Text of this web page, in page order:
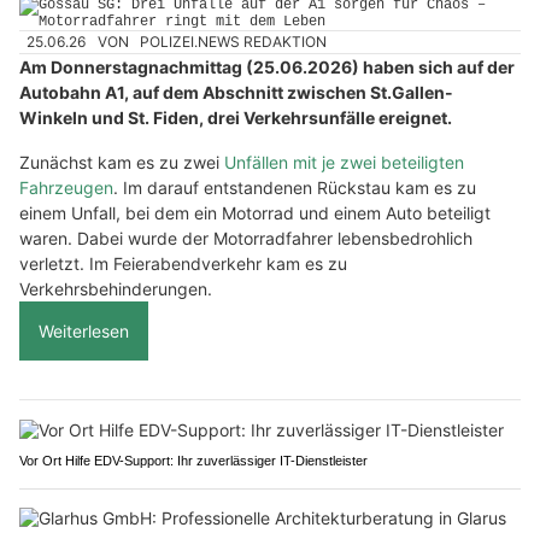
25.06.26 VON POLIZEI.NEWS REDAKTION
Am Donnerstagnachmittag (25.06.2026) haben sich auf der
Autobahn A1, auf dem Abschnitt zwischen St.Gallen-
Winkeln und St. Fiden, drei Verkehrsunfälle ereignet.
Zunächst kam es zu zwei Unfällen mit je zwei beteiligten
Fahrzeugen. Im darauf entstandenen Rückstau kam es zu
einem Unfall, bei dem ein Motorrad und einem Auto beteiligt
waren. Dabei wurde der Motorradfahrer lebensbedrohlich
verletzt. Im Feierabendverkehr kam es zu
Verkehrsbehinderungen.
Weiterlesen
Vor Ort Hilfe EDV-Support: Ihr zuverlässiger IT-Dienstleister